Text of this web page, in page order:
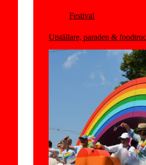
Festival
Utställare, paraden &